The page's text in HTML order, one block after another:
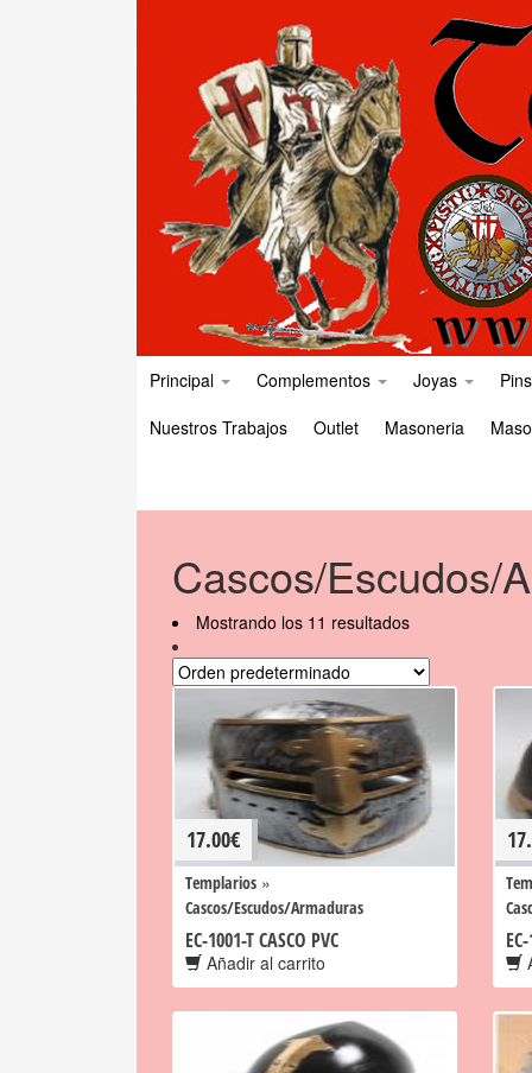
Principal Complementos Joyas
Pins
Nuestros Trabajos
Outlet Masoneria
Cascos/Escudos/
Mostrando los 11 resultados
17.00€
Templarios »
Cascos/Escudos/Armaduras
EC-1001-T CASCO PVC
Añadir al carrito